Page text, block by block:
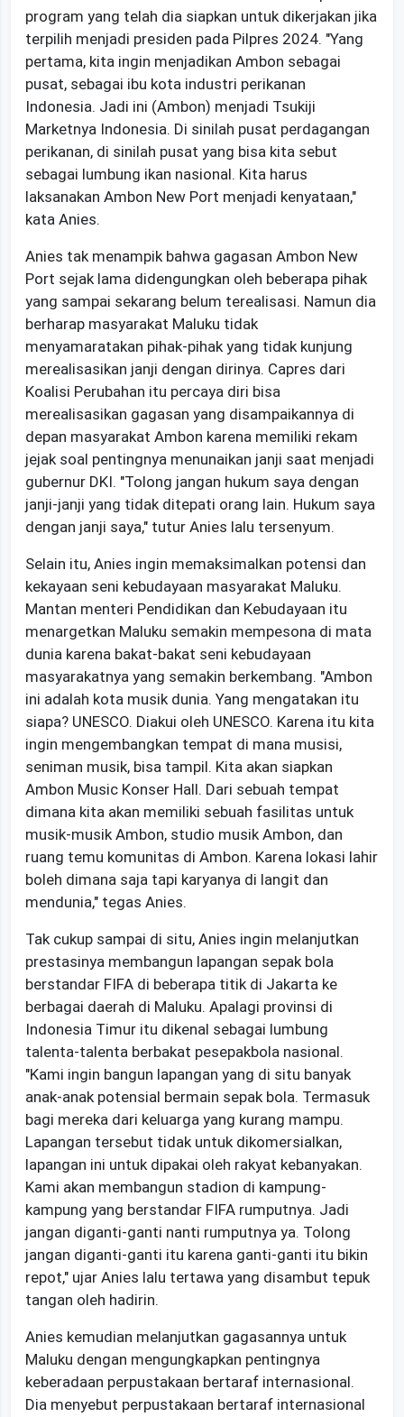
program yang telah dia siapkan untuk dikerjakan jika
terpilih menjadi presiden pada Pilpres 2024. "Yang
pertama, kita ingin menjadikan Ambon sebagai
pusat, sebagai ibu kota industri perikanan
Indonesia. Jadi ini (Ambon) menjadi Tsukiji
Marketnya Indonesia. Di sinilah pusat perdagangan
perikanan, di sinilah pusat yang bisa kita sebut
sebagai lumbung ikan nasional. Kita harus
laksanakan Ambon New Port menjadi kenyataan,"
kata Anies.
Anies tak menampik bahwa gagasan Ambon New
Port sejak lama didengungkan oleh beberapa pihak
yang sampai sekarang belum terealisasi. Namun dia
berharap masyarakat Maluku tidak
menyamaratakan pihak-pihak yang tidak kunjung
merealisasikan janji dengan dirinya. Capres dari
Koalisi Perubahan itu percaya diri bisa
merealisasikan gagasan yang disampaikannya di
depan masyarakat Ambon karena memiliki rekam
jejak soal pentingnya menunaikan janji saat menjadi
gubernur DKI. "Tolong jangan hukum saya dengan
janji-janji yang tidak ditepati orang lain. Hukum saya
dengan janji saya," tutur Anies lalu tersenyum.
Selain itu, Anies ingin memaksimalkan potensi dan
kekayaan seni kebudayaan masyarakat Maluku.
Mantan menteri Pendidikan dan Kebudayaan itu
menargetkan Maluku semakin mempesona di mata
dunia karena bakat-bakat seni kebudayaan
masyarakatnya yang semakin berkembang. "Ambon
ini adalah kota musik dunia. Yang mengatakan itu
siapa? UNESCO. Diakui oleh UNESCO. Karena itu kita
ingin mengembangkan tempat di mana musisi,
seniman musik, bisa tampil. Kita akan siapkan
Ambon Music Konser Hall. Dari sebuah tempat
dimana kita akan memiliki sebuah fasilitas untuk
musik-musik Ambon, studio musik Ambon, dan
ruang temu komunitas di Ambon. Karena lokasi lahir
boleh dimana saja tapi karyanya di langit dan
mendunia," tegas Anies.
Tak cukup sampai di situ, Anies ingin melanjutkan
prestasinya membangun lapangan sepak bola
berstandar FIFA di beberapa titik di Jakarta ke
berbagai daerah di Maluku. Apalagi provinsi di
Indonesia Timur itu dikenal sebagai lumbung
talenta-talenta berbakat pesepakbola nasional.
"Kami ingin bangun lapangan yang di situ banyak
anak-anak potensial bermain sepak bola. Termasuk
bagi mereka dari keluarga yang kurang mampu.
Lapangan tersebut tidak untuk dikomersialkan,
lapangan ini untuk dipakai oleh rakyat kebanyakan.
Kami akan membangun stadion di kampung-
kampung yang berstandar FIFA rumputnya. Jadi
jangan diganti-ganti nanti rumputnya ya. Tolong
jangan diganti-ganti itu karena ganti-ganti itu bikin
repot," ujar Anies lalu tertawa yang disambut tepuk
tangan oleh hadirin.
Anies kemudian melanjutkan gagasannya untuk
Maluku dengan mengungkapkan pentingnya
keberadaan perpustakaan bertaraf internasional.
Dia menyebut perpustakaan bertaraf internasional